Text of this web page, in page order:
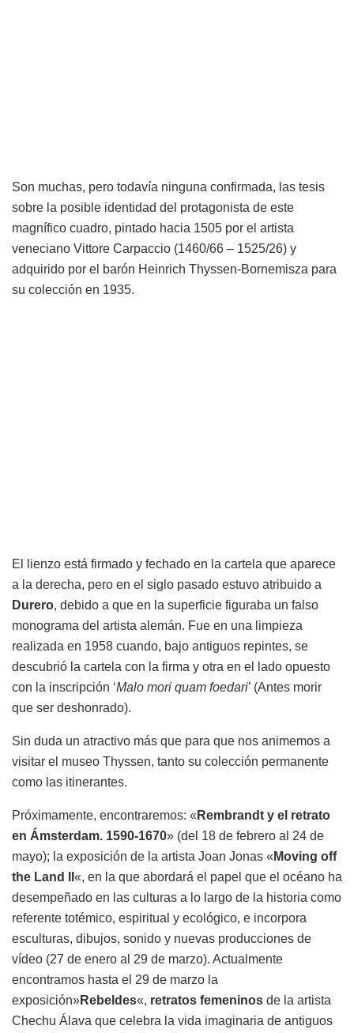
Son muchas, pero todavía ninguna confirmada, las tesis
sobre la posible identidad del protagonista de este
magnífico cuadro, pintado hacia 1505 por el artista
veneciano Vittore Carpaccio (1460/66 – 1525/26) y
adquirido por el barón Heinrich Thyssen-Bornemisza para
su colección en 1935.
El lienzo está firmado y fechado en la cartela que aparece
a la derecha, pero en el siglo pasado estuvo atribuido a
Durero, debido a que en la superficie figuraba un falso
monograma del artista alemán. Fue en una limpieza
realizada en 1958 cuando, bajo antiguos repintes, se
descubrió la cartela con la firma y otra en el lado opuesto
con la inscripción ‘Malo mori quam foedari’ (Antes morir
que ser deshonrado).
Sin duda un atractivo más que para que nos animemos a
visitar el museo Thyssen, tanto su colección permanente
como las itinerantes.
Próximamente, encontraremos: « Rembrandt y el retrato
en Ámsterdam. 1590-1670» (del 18 de febrero al 24 de
mayo); la exposición de la artista Joan Jonas « Moving off
the Land II «, en la que abordará el papel que el océano ha
desempeñado en las culturas a lo largo de la historia como
referente totémico, espiritual y ecológico, e incorpora
esculturas, dibujos, sonido y nuevas producciones de
vídeo (27 de enero al 29 de marzo). Actualmente
encontramos hasta el 29 de marzo la
exposición»Rebeldes«, retratos femeninos de la artista
Chechu Álava que celebra la vida imaginaria de antiguos